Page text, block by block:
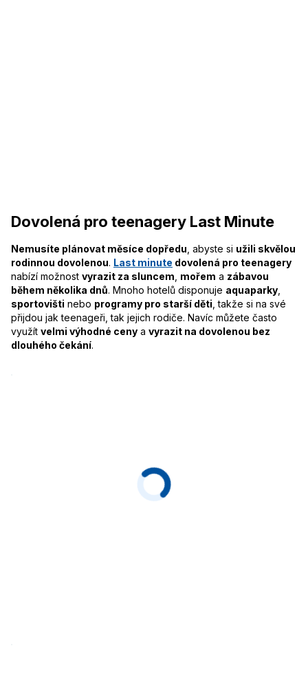
Dovolená pro teenagery Last Minute
Nemusíte plánovat měsíce dopředu , abyste si užili skvělou
rodinnou dovolenou. Last minute dovolená pro teenagery
nabízí možnost vyrazit za sluncem mořem a zábavou
během několika dnů. Mnoho hotelů disponuje aquaparky
sportovišti nebo programy pro starší děti , takže si na své
přijdou jak teenageři, tak jejich rodiče. Navíc můžete často
využít velmi výhodné ceny a vyrazit na dovolenou bez
dlouhého čekání.